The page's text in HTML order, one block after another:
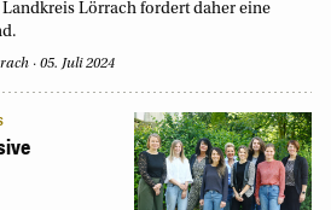
Lörrach fordert daher eine
05. Juli 2024